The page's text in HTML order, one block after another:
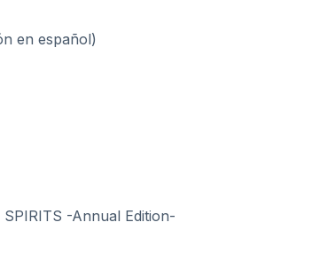
en español)
-Annual Edition-